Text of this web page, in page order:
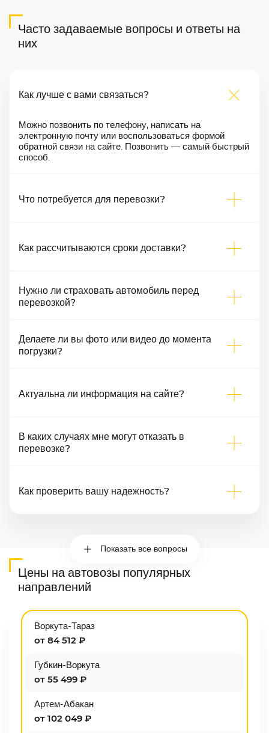
Часто задаваемые вопросы и ответы на
них
Как лучше с вами связаться?
Можно позвонить по телефону, написать на
электронную почту или воспользоваться формой
обратной связи на сайте. Позвонить — самый быстрый
способ.
Что потребуется для перевозки?
Как рассчитываются сроки доставки?
Нужно ли страховать автомобиль перед
перевозкой?
Делаете ли вы фото или видео до момента
погрузки?
Актуальна ли информация на сайте?
В каких случаях мне могут отказать в
перевозке?
Как проверить вашу надежность?
Показать все вопросы
Цены на автовозы популярных
направлений
Воркута-Тараз
от 84 512 ₽
Губкин-Воркута
от 55 499 ₽
Артем-Абакан
от 102 049 ₽